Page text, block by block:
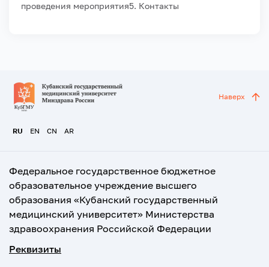
проведения мероприятия5. Контакты
RU EN CN AR
Наверх
Федеральное государственное бюджетное
образовательное учреждение высшего
образования «Кубанский государственный
медицинский университет» Министерства
здравоохранения Российской Федерации
Реквизиты